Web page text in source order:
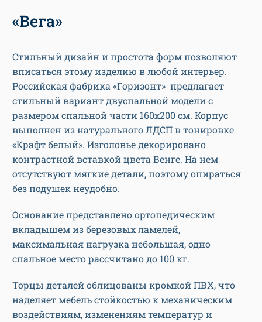
«Вега»
Стильный дизайн и простота форм позволяют
вписаться этому изделию в любой интерьер.
Российская фабрика «Горизонт» предлагает
стильный вариант двуспальной модели с
размером спальной части 160х200 см. Корпус
выполнен из натурального ЛДСП в тонировке
«Крафт белый». Изголовье декорировано
контрастной вставкой цвета Венге. На нем
отсутствуют мягкие детали, поэтому опираться
без подушек неудобно.
Основание представлено ортопедическим
вкладышем из березовых ламелей,
максимальная нагрузка небольшая, одно
спальное место рассчитано до 100 кг.
Торцы деталей облицованы кромкой ПВХ, что
наделяет мебель стойкостью к механическим
воздействиям, изменениям температур и